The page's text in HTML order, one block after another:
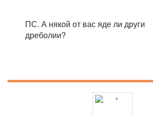
ПС. А някой от вас яде ли други
дреболии?